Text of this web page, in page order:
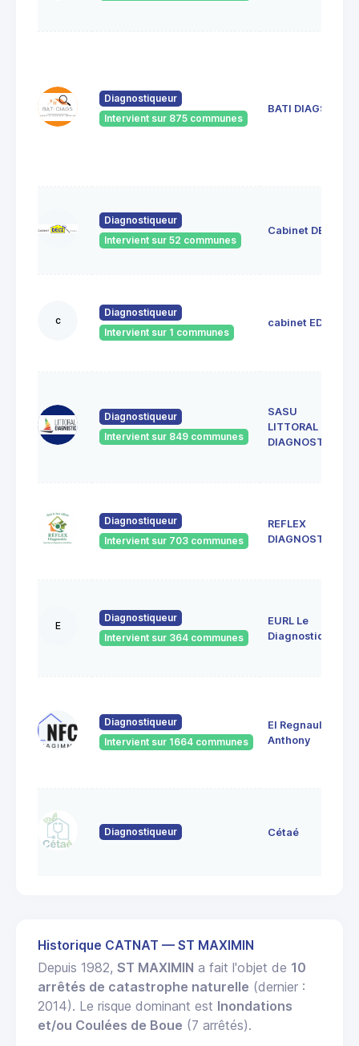
Diagnostiqueur
Intervient sur 875 communes
BATI DIAGS
Diagnostiqueur
Intervient sur 52 communes
Cabinet DECI
c
Diagnostiqueur
Intervient sur 1 communes
cabinet EDIL
Diagnostiqueur
Intervient sur 849 communes
SASU
LITTORAL
DIAGNOSTIC
Diagnostiqueur
Intervient sur 703 communes
REFLEX
DIAGNOSTIC
E
Diagnostiqueur
Intervient sur 364 communes
EURL Le
Diagnostiqueur
Diagnostiqueur
Intervient sur 1664 communes
EI Regnault
Anthony
Diagnostiqueur Cétaé
Historique CATNAT — ST MAXIMIN
Depuis 1982, ST MAXIMIN a fait l'objet de 10
arrêtés de catastrophe naturelle (dernier :
2014). Le risque dominant est Inondations
et/ou Coulées de Boue (7 arrêtés).